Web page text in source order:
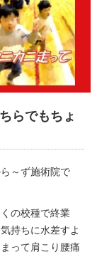
らでもちょ
～ず施術院で
の校種で終業
持ちに水差すよ
って肩こり腰痛